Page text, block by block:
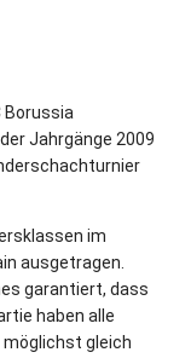
Borussia
Jahrgänge 2009
im
ausgetragen.
garantiert, dass
haben alle
möglichst gleich